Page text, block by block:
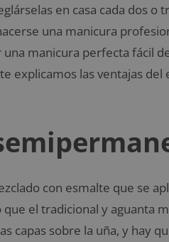
en casa cada dos o
una manicura
manicura perfecta fácil
explicamos las ventajas
con esmalte que se
el tradicional y aguanta
capas sobre la uña, y hay